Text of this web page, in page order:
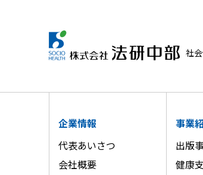
社
企業情報
代表あいさつ
会社概要
事業
出版
健康